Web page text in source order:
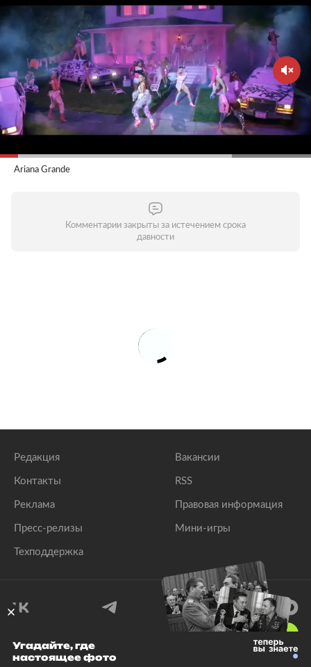
Ariana Grande
Комментарии закрыты за истечением срока
давности
Редакция
Контакты
Реклама
Пресс-релизы
Техподдержка
Вакансии
RSS
Правовая информация
Мини-игры
© 1999–2026 Все права защищены.
Угадайте, где
настоящее фото